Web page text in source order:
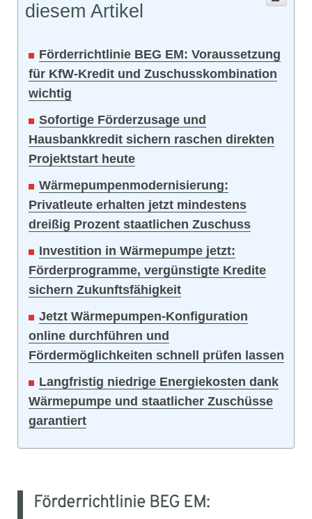
diesem Artikel
Förderrichtlinie BEG EM: Voraussetzung
für KfW-Kredit und Zuschusskombination
wichtig
Sofortige Förderzusage und
Hausbankkredit sichern raschen direkten
Projektstart heute
Wärmepumpenmodernisierung:
Privatleute erhalten jetzt mindestens
dreißig Prozent staatlichen Zuschuss
Investition in Wärmepumpe jetzt:
Förderprogramme, vergünstigte Kredite
sichern Zukunftsfähigkeit
Jetzt Wärmepumpen-Konfiguration
online durchführen und
Fördermöglichkeiten schnell prüfen lassen
Langfristig niedrige Energiekosten dank
Wärmepumpe und staatlicher Zuschüsse
garantiert
Förderrichtlinie BEG EM: